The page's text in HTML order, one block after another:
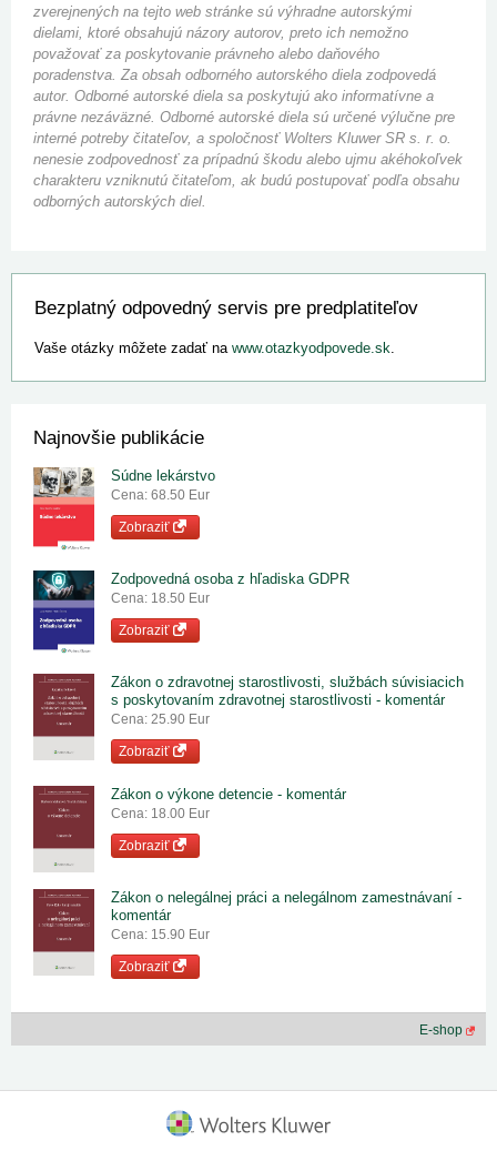
zverejnených na tejto web stránke sú výhradne autorskými
dielami, ktoré obsahujú názory autorov, preto ich nemožno
považovať za poskytovanie právneho alebo daňového
poradenstva. Za obsah odborného autorského diela zodpovedá
autor. Odborné autorské diela sa poskytujú ako informatívne a
právne nezáväzné. Odborné autorské diela sú určené výlučne pre
interné potreby čitateľov, a spoločnosť Wolters Kluwer SR s. r. o.
nenesie zodpovednosť za prípadnú škodu alebo ujmu akéhokoľvek
charakteru vzniknutú čitateľom, ak budú postupovať podľa obsahu
odborných autorských diel.
Bezplatný odpovedný servis pre predplatiteľov
Vaše otázky môžete zadať na www.otazkyodpovede.sk
Najnovšie publikácie
Súdne lekárstvo
Cena: 68.50 Eur
Zobraziť
Zodpovedná osoba z hľadiska GDPR
Cena: 18.50 Eur
Zobraziť
Zákon o zdravotnej starostlivosti, službách súvisiacich
s poskytovaním zdravotnej starostlivosti - komentár
Cena: 25.90 Eur
Zobraziť
Zákon o výkone detencie - komentár
Cena: 18.00 Eur
Zobraziť
Zákon o nelegálnej práci a nelegálnom zamestnávaní -
komentár
Cena: 15.90 Eur
Zobraziť
E-shop